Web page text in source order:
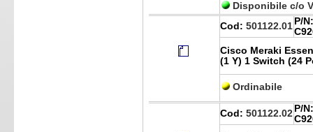
Disponibile c/o
Cod: 501122.01 P/N:
Cisco Meraki
(1 Y) 1 Switch (24
Ordinabile
Cod: 501122.02 P/N: